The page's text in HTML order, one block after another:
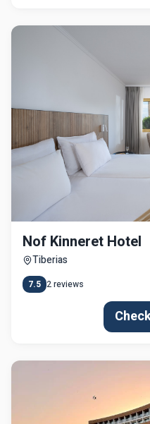
Nof Kinneret Hotel
Tiberias
7.5 2reviews